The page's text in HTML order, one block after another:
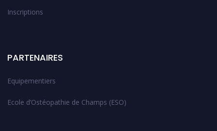
Inscriptions
PARTENAIRES
Equipementiers
Ecole d’Ostéopathie de Champs (ESO)